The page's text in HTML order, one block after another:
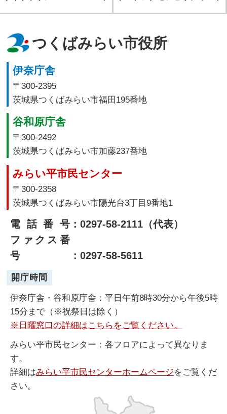
つくばみらい市役所
伊奈庁舎
〒300-2395
茨城県つくばみらい市福田195番地
谷和原庁舎
〒300-2492
茨城県つくばみらい市加藤237番地
みらい平市民センター
〒300-2358
茨城県つくばみらい市陽光台3丁目9番地1
電話番号：0297-58-2111（代表）
ファクス番
号
：0297-58-5611
開庁時間
伊奈庁舎・谷和原庁舎：平日午前8時30分から午後5時
15分まで（※祝祭日は除く）
※日曜窓口の詳細はこちらをご覧ください。
みらい平市民センター：各フロアによって異なりま
す。
詳細はみらい平市民センターホームページをご覧くだ
さい。